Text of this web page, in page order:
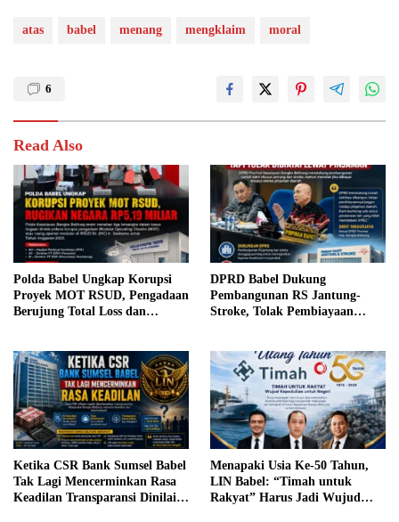
atas babel menang mengklaim moral
6
Read Also
Polda Babel Ungkap Korupsi
Proyek MOT RSUD, Pengadaan
Berujung Total Loss dan
DPRD Babel Dukung
Pembangunan RS Jantung-
Stroke, Tolak Pembiayaan
Ketika CSR Bank Sumsel Babel
Tak Lagi Mencerminkan Rasa
Keadilan Transparansi Dinilai
Menapaki Usia Ke-50 Tahun,
LIN Babel: “Timah untuk
Rakyat” Harus Jadi Wujud